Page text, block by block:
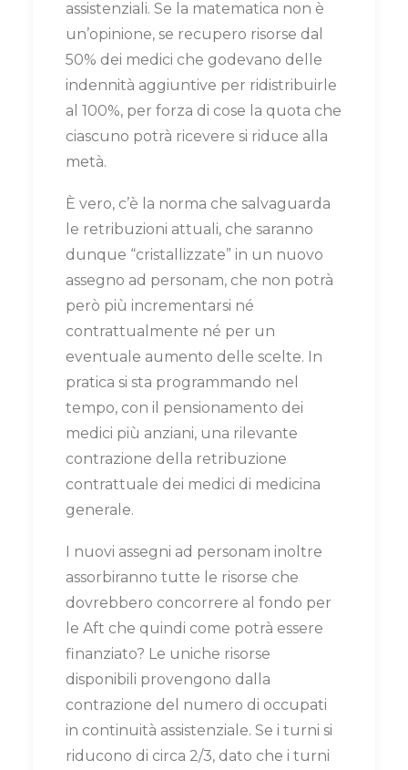
assistenziali. Se la matematica non è
un’opinione, se recupero risorse dal
50% dei medici che godevano delle
indennità aggiuntive per ridistribuirle
al 100%, per forza di cose la quota che
ciascuno potrà ricevere si riduce alla
metà.
È vero, c’è la norma che salvaguarda
le retribuzioni attuali, che saranno
dunque “cristallizzate” in un nuovo
assegno ad personam, che non potrà
però più incrementarsi né
contrattualmente né per un
eventuale aumento delle scelte. In
pratica si sta programmando nel
tempo, con il pensionamento dei
medici più anziani, una rilevante
contrazione della retribuzione
contrattuale dei medici di medicina
generale.
I nuovi assegni ad personam inoltre
assorbiranno tutte le risorse che
dovrebbero concorrere al fondo per
le Aft che quindi come potrà essere
finanziato? Le uniche risorse
disponibili provengono dalla
contrazione del numero di occupati
in continuità assistenziale. Se i turni si
riducono di circa 2/3, dato che i turni